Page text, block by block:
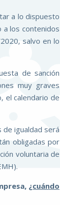
a lo dispuesto
a los contenidos
salvo en lo
de sanción
muy graves
el calendario de
de igualdad será
obligadas por
voluntaria de
¿cuándo